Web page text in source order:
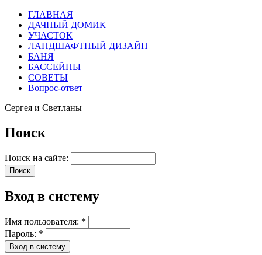
ГЛАВНАЯ
ДАЧНЫЙ ДОМИК
УЧАСТОК
ЛАНДШАФТНЫЙ ДИЗАЙН
БАНЯ
БАССЕЙНЫ
СОВЕТЫ
Вопрос-ответ
Сергея и Светланы
Поиск
Поиск на сайте:
Вход в систему
Имя пользователя: *
Пароль: *